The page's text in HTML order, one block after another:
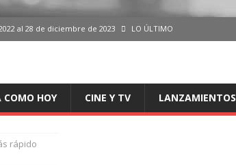
al 28 de diciembre de 2023 LO ÚLTIMO
HOY CINE Y TV LANZAMIENTOS
rápido